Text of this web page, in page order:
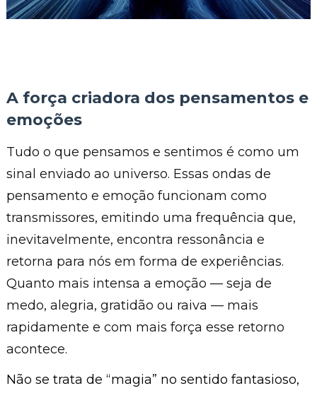
A força criadora dos pensamentos e
emoções
Tudo o que pensamos e sentimos é como um
sinal enviado ao universo. Essas ondas de
pensamento e emoção funcionam como
transmissores, emitindo uma frequência que,
inevitavelmente, encontra ressonância e
retorna para nós em forma de experiências.
Quanto mais intensa a emoção — seja de
medo, alegria, gratidão ou raiva — mais
rapidamente e com mais força esse retorno
acontece.
Não se trata de “magia” no sentido fantasioso,